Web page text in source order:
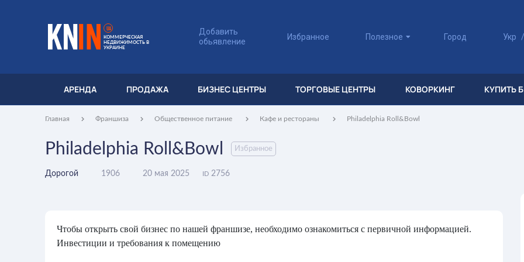
UA
КОММЕРЧЕСКАЯ
НЕДВИЖИМОСТЬ В
УКРАИНЕ
Добавить
обьявление
Избранное Полезное Город Укр
АРЕНДА ПРОДАЖА БИЗНЕС ЦЕНТРЫ ТОРГОВЫЕ ЦЕНТРЫ КОВОРКИНГ КУПИТЬ
Главная Франшиза Общественное питание Кафе и рестораны Philadelphia Roll&Bowl
Philadelphia Roll&Bowl Избранное
Дорогой 1906 20 мая 2025 ID 2756
Чтобы открыть свой бизнес по нашей франшизе, необходимо ознакомиться с первичной информацией.
Инвестиции и требования к помещению